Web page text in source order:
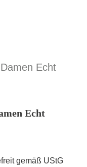
Echt
gemäß UStG